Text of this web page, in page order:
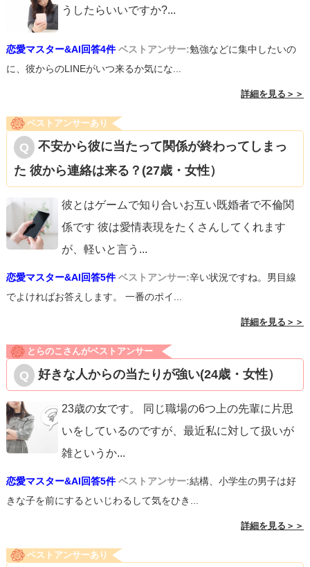
うしたらいいですか?...
恋愛マスター&AI回答4件 ベストアンサー:勉強などに集中したいの
に、彼からのLINEがいつ来るか気にな...
詳細を見る＞＞
ベストアンサーあり
不安から彼に当たって関係が終わってしまっ
た 彼から連絡は来る？(27歳・女性）
彼とはゲームで知り合いお互い既婚者で不倫関
係です 彼は愛情表現をたくさんしてくれます
が、軽いと言う ...
恋愛マスター&AI回答5件 ベストアンサー:辛い状況ですね。男目線
でよければお答えします。 一番のポイ...
詳細を見る＞＞
とらのこさんがベストアンサー
好きな人からの当たりが強い(24歳・女性）
23歳の女です。 同じ職場の6つ上の先輩に片思
いをしているのですが、最近私に対して扱いが
雑というか...
恋愛マスター&AI回答5件 ベストアンサー:結構、小学生の男子は好
きな子を前にするといじわるして気をひき...
詳細を見る＞＞
ベストアンサーあり